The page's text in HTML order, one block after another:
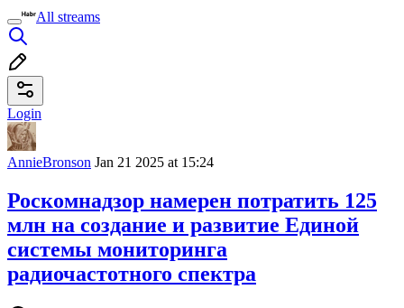
All streams
Login
AnnieBronson Jan 21 2025 at 15:24
Роскомнадзор намерен потратить 125
млн на создание и развитие Единой
системы мониторинга
радиочастотного спектра